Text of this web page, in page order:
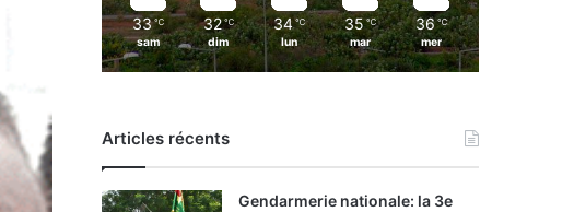
33 ℃
sam
32 ℃
dim
34 ℃
lun
35 ℃
mar
36 ℃
mer
Articles récents
Gendarmerie nationale: la 3e